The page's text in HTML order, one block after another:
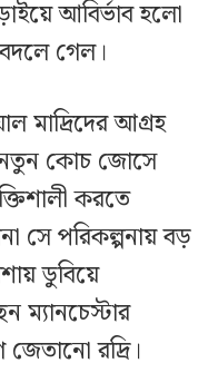
আবির্ভাব হলো
গেল।
মাদ্রিদের আগ্রহ
নতুন কোচ জোসে
করতে
সে পরিকল্পনায় বড়
ডুবিয়ে
ম্যানচেস্টার
জেতানো রদ্রি।